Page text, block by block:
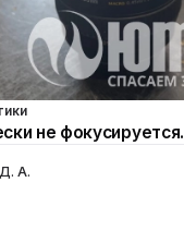
не фокусируется.
А.